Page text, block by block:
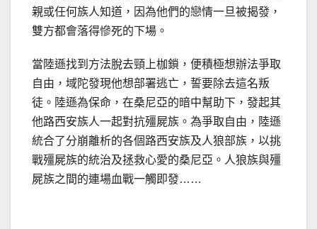
親或任何族人知道，因為他們的戀情一旦被揭發，
雙方都會落得慘死的下場。
當陸遜找到方法脫去頸上枷鎖，便積極想辦法爭取
自由，域陀發現他想部署逃亡，誓要除去這名叛
徒。陸遜為保命，在桑尼亞的暗中幫助下，發起其
他路西安族人一起對抗殭屍族。為爭取自由，陸遜
統合了分崩離析的各個路西安族及人狼部族，以挑
戰殭屍族的統治及拯救心愛的桑尼亞。人狼族與殭
屍族之間的連場血戰一觸即發……